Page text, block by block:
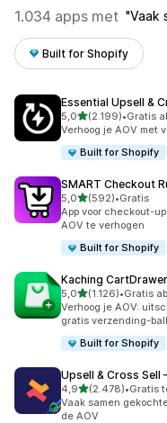
1.034 apps met Vaak
Built for Shopify
Essential Upsell &
5,0van 5 sterren
(2.199)
2199 recensies in
•Gratis
Verhoog je AOV met
Built for Shopify
SMART Checkout
5,0van 5 sterren
(592)
592 recensies in totaal
•Gratis
App voor checkout-
AOV te verhogen
Built for Shopify
Kaching
5,0van 5 sterren
(1.126)
1126 recensies in
•Gratis
Verhoog je AOV:
gratis verzending-
Built for Shopify
Upsell & Cross Sell
4,9van 5 sterren
(2.478)
2478 recensies in
•Gratis
Vaak samen
de AOV